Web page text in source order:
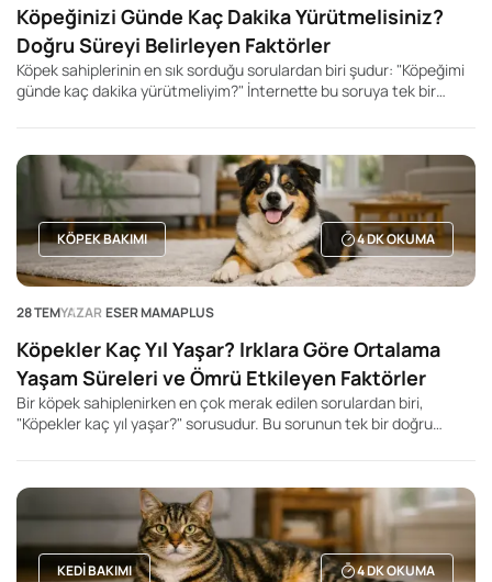
Köpeğinizi Günde Kaç Dakika Yürütmelisiniz?
Doğru Süreyi Belirleyen Faktörler
Köpek sahiplerinin en sık sorduğu sorulardan biri şudur: "Köpeğimi
günde kaç dakika yürütmeliyim?" İnternette bu soruya tek bir
köpek için geçerli tek bir yürüyüş süresi yoktur.
KÖPEK BAKIMI 4DK OKUMA
28 TEMYAZAR ESER MAMAPLUS
Köpekler Kaç Yıl Yaşar? Irklara Göre Ortalama
Yaşam Süreleri ve Ömrü Etkileyen Faktörler
Bir köpek sahiplenirken en çok merak edilen sorulardan biri,
"Köpekler kaç yıl yaşar?" sorusudur. Bu sorunun tek bir doğru
önemli ölçüde etkileyebilir. Genel olarak küçük ırk köpeklerin daha
uzun yaşadığı, büyük ve dev ırkların ise daha kısa yaşam sürelerine
sahip olduğu bilinir. Ancak bu durum kesin bir kural değildir. Aynı
ırka mensup iki köpek bile tamamen farklı yaşam sürelerine sahip
olabilir.KEDI BAKIMI 4DK OKUMA